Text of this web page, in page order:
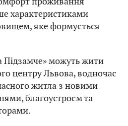
характеристиками
яке формується
Підзамче» можуть жити
центру Львова, водночас
житла з новими
благоустроєм та